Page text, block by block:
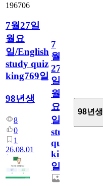
196706
7월27일
월요
일/English
study quiz
king769일
98년생
8
0
1
26.08.01
7
월
27
일
월
요
일/English
study
quiz
king769
일
98년생